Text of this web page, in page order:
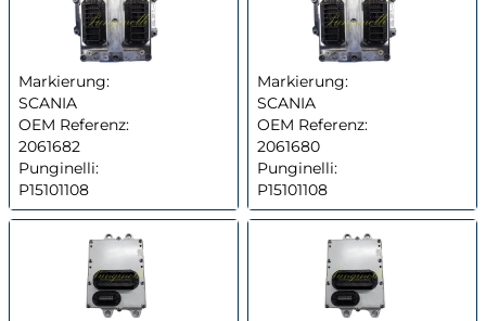
Markierung:
SCANIA
OEM Referenz:
2061682
Punginelli:
P15101108
Markierung:
SCANIA
OEM Referenz:
2061680
Punginelli:
P15101108